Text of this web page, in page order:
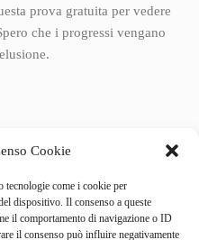
Cookie
tecnologie come i cookie per
dispositivo. Il consenso a queste
il comportamento di navigazione o ID
il consenso può influire negativamente
prova gratuita per vedere
che i progressi vengano